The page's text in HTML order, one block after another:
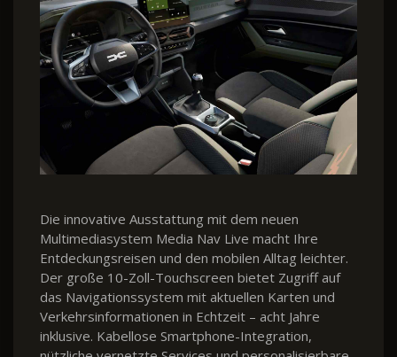
Die innovative Ausstattung mit dem neuen
Multimediasystem Media Nav Live macht Ihre
Entdeckungsreisen und den mobilen Alltag leichter.
Der große 10-Zoll-Touchscreen bietet Zugriff auf
das Navigationssystem mit aktuellen Karten und
Verkehrsinformationen in Echtzeit – acht Jahre
inklusive. Kabellose Smartphone-Integration,